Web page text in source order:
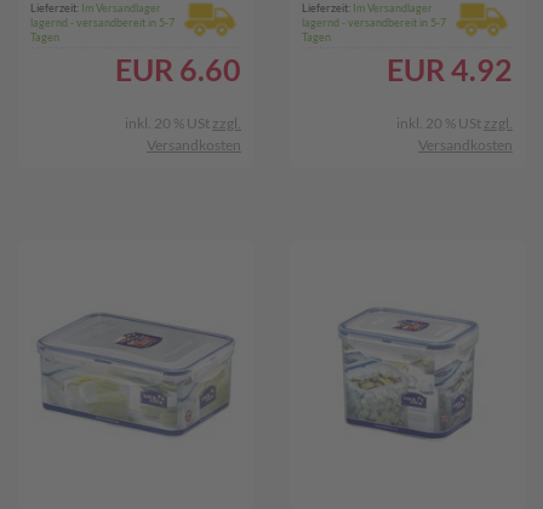
Lieferzeit: Im Versandlager
lagernd - versandbereit in 5-7
Tagen
EUR 6.60
inkl. 20 % USt zzgl.
Versandkosten
Lieferzeit: Im Versandlager
lagernd - versandbereit in 5-7
Tagen
EUR 4.92
inkl. 20 % USt zzgl.
Versandkosten